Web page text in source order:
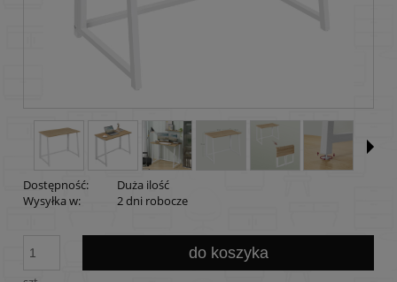
Dostępność:
Duża ilość
Wysyłka w:
2 dni robocze
do koszyka